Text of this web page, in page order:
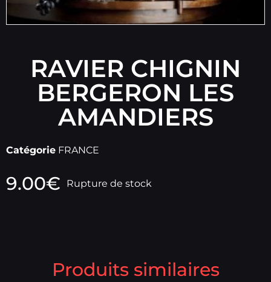
RAVIER CHIGNIN
BERGERON LES
AMANDIERS
Catégorie FRANCE
9.00€ Rupture de stock
Produits similaires